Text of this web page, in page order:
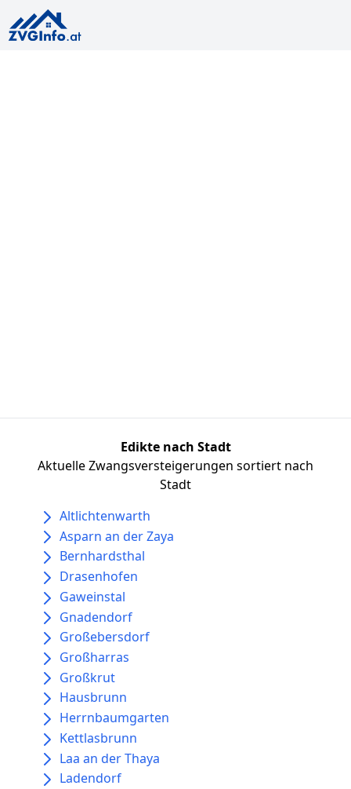
Edikte nach Stadt
Aktuelle Zwangsversteigerungen sortiert nach
Stadt
Altlichtenwarth
Asparn an der Zaya
Bernhardsthal
Drasenhofen
Gaweinstal
Gnadendorf
Großebersdorf
Großharras
Großkrut
Hausbrunn
Herrnbaumgarten
Kettlasbrunn
Laa an der Thaya
Ladendorf